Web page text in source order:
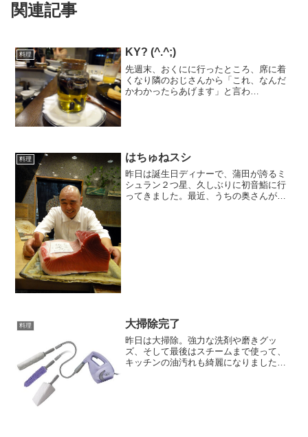
関連記事
料理 KY? (^.^;)
先週末、おくにに行ったところ、席に着
くなり隣のおじさんから「これ、なんだ
かわかったらあげます」と言わ
料理 はちゅねスシ
昨日は誕生日ディナーで、蒲田が誇るミ
シュラン２つ星、久しぶりに初音鮨に行
ってきました。最近、うちの奥さんが健
料理 大掃除完了
昨日は大掃除。強力な洗剤や磨きグッ
ズ、そして最後はスチームまで使って、
キッチンの油汚れも綺麗になりました